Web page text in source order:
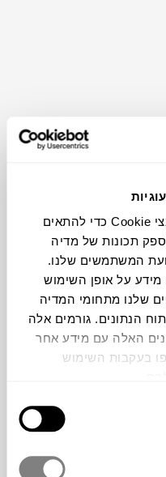
אנחנו משתמשים בקובצי Cookie כדי להתאים
תכונות של מדיה
המשתמשים שלנו.
על אופן השימוש
שלנו מתחומי המדיה
הנתונים. גורמים אלה
האלה עם מידע אחר
בעקבות השימוש
LINIE
אלגנטיות מאופקת
משתלב בכל סלון או